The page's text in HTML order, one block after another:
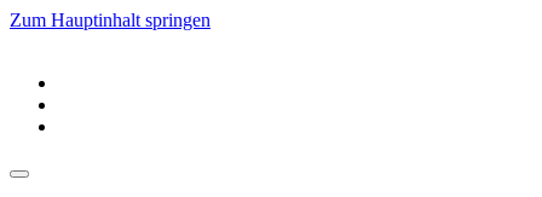
Zum Hauptinhalt springen